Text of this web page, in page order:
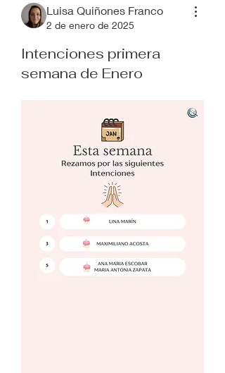
Luisa Quiñones Franco
2 de enero de 2025
Intenciones primera
semana de Enero